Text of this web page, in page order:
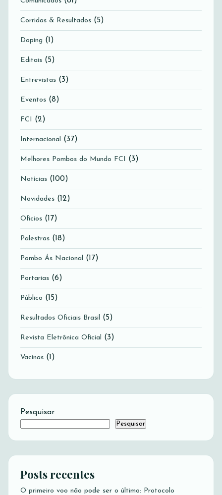
Corridas & Resultados (5)
Doping (1)
Editais (5)
Entrevistas (3)
Eventos (8)
FCI (2)
Internacional (37)
Melhores Pombos do Mundo FCI (3)
Notícias (100)
Novidades (12)
Oficios (17)
Palestras (18)
Pombo Ás Nacional (17)
Portarias (6)
Público (15)
Resultados Oficiais Brasil (5)
Revista Eletrônica Oficial (3)
Vacinas (1)
Pesquisar
Pesquisar
Posts recentes
O primeiro voo não pode ser o último: Protocolo